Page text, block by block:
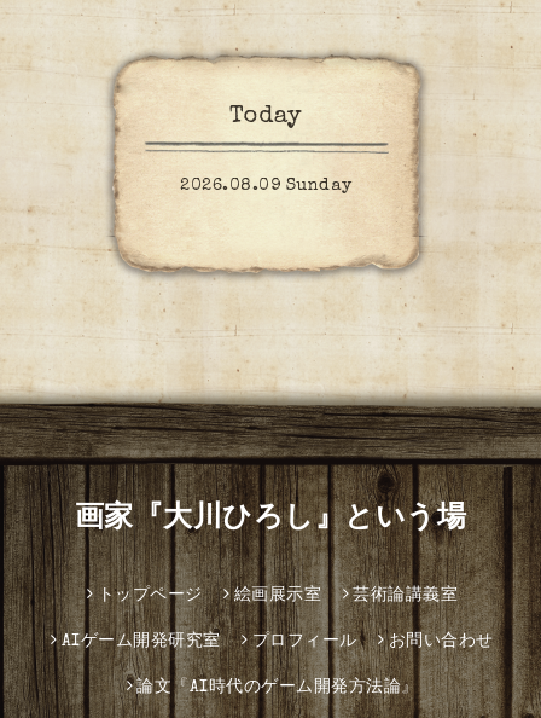
Today
2026.08.09 Sunday
画家『大川ひろし』という場
トップページ 絵画展示室 芸術論講義室
AIゲーム開発研究室 プロフィール お問い合わせ
論文『AI時代のゲーム開発方法論』